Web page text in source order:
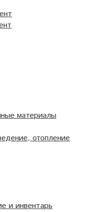
материалы
отопление
и инвентарь